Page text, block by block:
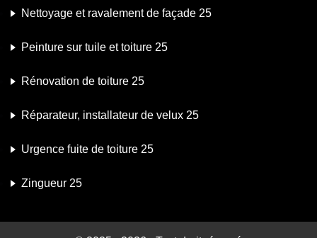
Nettoyage et ravalement de façade 25
Peinture sur tuile et toiture 25
Rénovation de toiture 25
Réparateur, installateur de velux 25
Urgence fuite de toiture 25
Zingueur 25